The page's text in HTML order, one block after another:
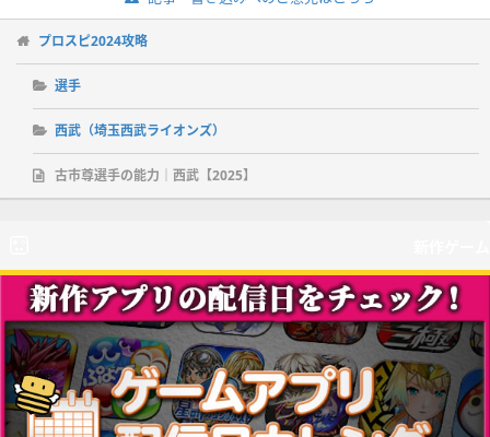
プロスピ2024攻略
選手
西武（埼玉西武ライオンズ）
古市尊選手の能力｜西武【2025】